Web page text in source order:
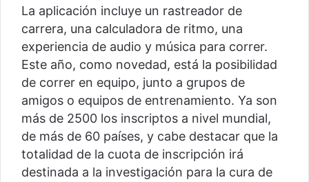
La aplicación incluye un rastreador de
carrera, una calculadora de ritmo, una
experiencia de audio y música para correr.
Este año, como novedad, está la posibilidad
de correr en equipo, junto a grupos de
amigos o equipos de entrenamiento. Ya son
más de 2500 los inscriptos a nivel mundial,
de más de 60 países, y cabe destacar que la
totalidad de la cuota de inscripción irá
destinada a la investigación para la cura de